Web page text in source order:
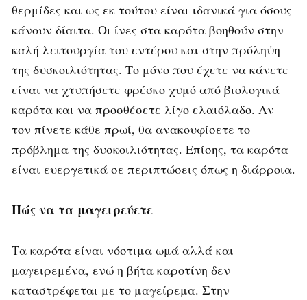
θερμίδες και ως εκ τούτου είναι ιδανικά για όσους
κάνουν δίαιτα. Οι ίνες στα καρότα βοηθούν στην
καλή λειτουργία του εντέρου και στην πρόληψη
της δυσκοιλιότητας. Το μόνο που έχετε να κάνετε
είναι να χτυπήσετε φρέσκο χυμό από βιολογικά
καρότα και να προσθέσετε λίγο ελαιόλαδο. Αν
τον πίνετε κάθε πρωί, θα ανακουφίσετε το
πρόβλημα της δυσκοιλιότητας. Επίσης, τα καρότα
είναι ευεργετικά σε περιπτώσεις όπως η διάρροια.
Πώς να τα μαγειρεύετε
Τα καρότα είναι νόστιμα ωμά αλλά και
μαγειρεμένα, ενώ η βήτα καροτίνη δεν
καταστρέφεται με το μαγείρεμα. Στην